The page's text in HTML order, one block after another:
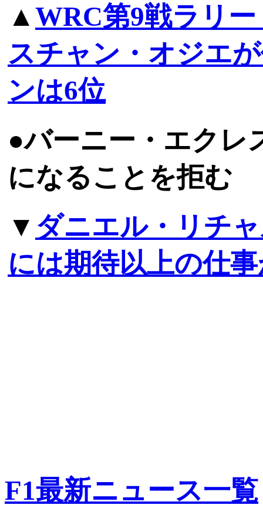
▲WRC第9戦ラリ
スチャン・オジエ
ンは6位
●バーニー・エクレ
になることを拒む
▼ ダニエル・リチ
には期待以上の仕
F1最新ニュース一覧